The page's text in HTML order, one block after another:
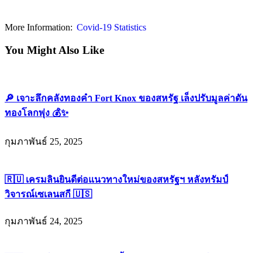
More Information: Covid-19 Statistics
You Might Also Like
🔎 เจาะลึกคลังทองคำ Fort Knox ของสหรัฐ เล็งปรับมูลค่าดัน
ทองโลกพุ่ง 💰✨
กุมภาพันธ์ 25, 2025
🇷🇺 เครมลินยินดีต่อแนวทางใหม่ของสหรัฐฯ หลังทรัมป์
วิจารณ์เซเลนสกี 🇺🇸
กุมภาพันธ์ 24, 2025